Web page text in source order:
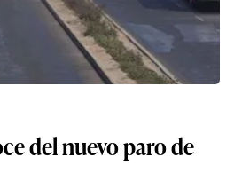
del nuevo paro de